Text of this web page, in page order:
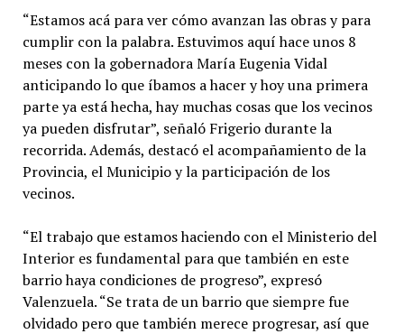
“Estamos acá para ver cómo avanzan las obras y para
cumplir con la palabra. Estuvimos aquí hace unos 8
meses con la gobernadora María Eugenia Vidal
anticipando lo que íbamos a hacer y hoy una primera
parte ya está hecha, hay muchas cosas que los vecinos
ya pueden disfrutar”, señaló Frigerio durante la
recorrida. Además, destacó el acompañamiento de la
Provincia, el Municipio y la participación de los
vecinos.
“El trabajo que estamos haciendo con el Ministerio del
Interior es fundamental para que también en este
barrio haya condiciones de progreso”, expresó
Valenzuela. “Se trata de un barrio que siempre fue
olvidado pero que también merece progresar, así que